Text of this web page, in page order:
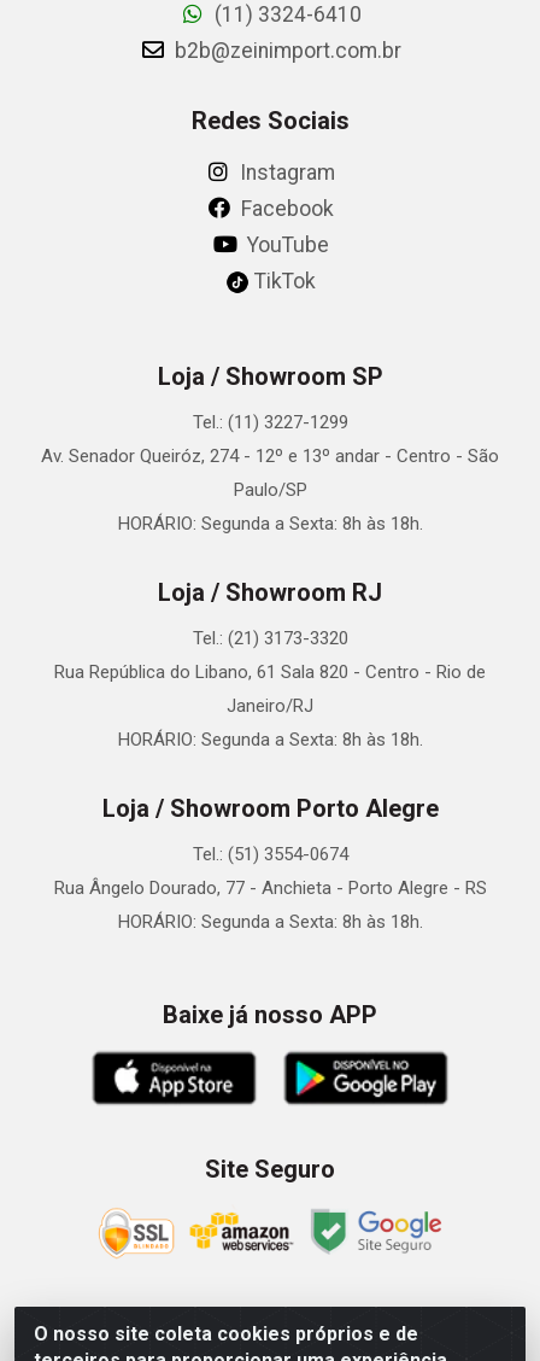
O nosso site coleta cookies próprios e de
(11) 3324-6410
b2b@zeinimport.com.br
Redes Sociais
Instagram
Facebook
YouTube
TikTok
Loja / Showroom SP
Tel.: (11) 3227-1299
Av. Senador Queiróz, 274 - 12º e 13º andar - Centro - São
Paulo/SP
HORÁRIO: Segunda a Sexta: 8h às 18h.
Loja / Showroom RJ
Tel.: (21) 3173-3320
Rua República do Libano, 61 Sala 820 - Centro - Rio de
Janeiro/RJ
HORÁRIO: Segunda a Sexta: 8h às 18h.
Loja / Showroom Porto Alegre
Tel.: (51) 3554-0674
Rua Ângelo Dourado, 77 - Anchieta - Porto Alegre - RS
HORÁRIO: Segunda a Sexta: 8h às 18h.
Baixe já nosso APP
Site Seguro
Zein Importação e Comércio LTDA - Av. Senador Queiróz, 274